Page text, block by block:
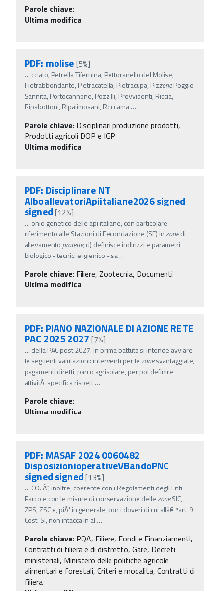
Parole chiave:
Ultima modifica:
PDF: molise [5%]
… cciato, Petrella Tifernina, Pettoranello del Molise,
Pietrabbondante, Pietracatella, Pietracupa, PizzonePoggio
Sannita, Portocannone, Pozzilli, Provvidenti, Riccia,
Ripabottoni, Ripalimosani, Roccama…
Parole chiave: Disciplinari produzione prodotti,
Prodotti agricoli DOP e IGP
Ultima modifica:
PDF: Disciplinare NT
AlboallevatoriApiitaliane2026 signed
signed [12%]
… onio genetico delle api italiane, con particolare
riferimento alle Stazioni di Fecondazione (SF) inzonedi
allevamento protette; d) definisce indirizzi e parametri
biologico - tecnici e igienico - sa…
Parole chiave: Filiere, Zootecnia, Documenti
Ultima modifica:
PDF: PIANO NAZIONALE DI AZIONE RETE
PAC 2025 2027 [7%]
… della PAC post 2027. In prima battuta si intende avviare
le seguenti valutazioni: interventi per lezonesvantaggiate,
pagamenti diretti, parco agrisolare, per poi definire
attivitÃ specifica rispett…
Parole chiave:
Ultima modifica:
PDF: MASAF 2024 0060482
DisposizionioperativeVBandoPNC
signed signed[13%]
… CO. Ãˆ, inoltre, coerente con i Regolamenti degli Enti
Parco e con le misure di conservazione dellezoneSIC,
ZPS, ZSC e, piÃ¹ in generale, con i doveri di cui allâ€™art. 9
Cost. Si, non intacca in al …
Parole chiave: PQA, Filiere, Fondi e Finanziamenti,
Contratti di filiera e di distretto, Gare, Decreti
ministeriali, Ministero delle politiche agricole
alimentari e forestali, Criteri e modalita, Contratti di
filiera